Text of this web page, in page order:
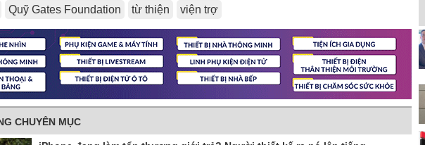
Quỹ Gates Foundation từ thiện viện trợ
CHUYÊN MỤC